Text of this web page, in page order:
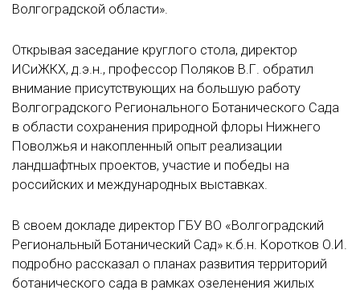
Волгоградской области».
Открывая заседание круглого стола, директор
ИСиЖКХ, д.э.н., профессор Поляков В.Г. обратил
внимание присутствующих на большую работу
Волгоградского Регионального Ботанического Сада
в области сохранения природной флоры Нижнего
Поволжья и накопленный опыт реализации
ландшафтных проектов, участие и победы на
российских и международных выставках.
В своем докладе директор ГБУ ВО «Волгоградский
Региональный Ботанический Сад» к.б.н. Коротков О.И.
подробно рассказал о планах развития территорий
ботанического сада в рамках озеленения жилых